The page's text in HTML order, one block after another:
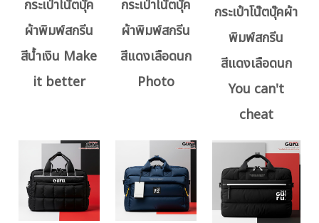
กระเป๋าโน๊ตบุ๊ค
ผ้าพิมพ์สกรีน
สีน้ำเงิน Make
it better
กระเป๋าโน๊ตบุ๊ค
ผ้าพิมพ์สกรีน
สีแดงเลือดนก
Photo
กระเป๋าโน๊ตบุ๊คผ้า
พิมพ์สกรีน
สีแดงเลือดนก
You can't
cheat